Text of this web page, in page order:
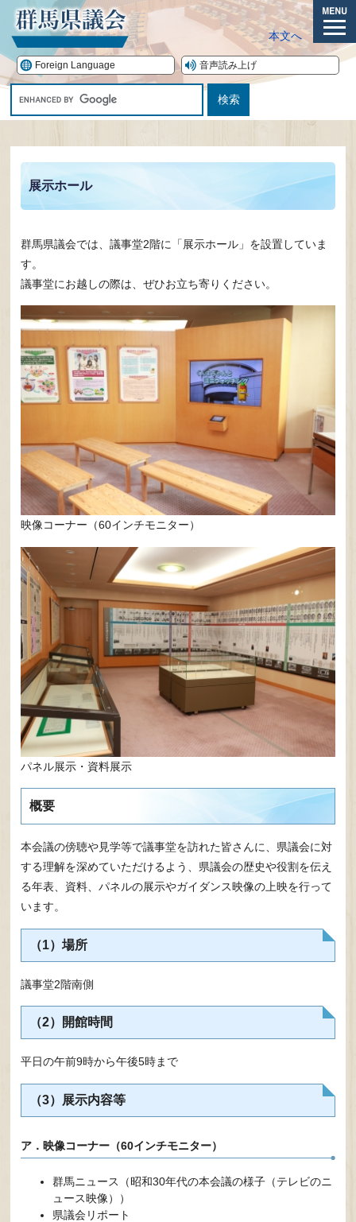
の
先
頭
メ
ニ
本文へ
Foreign Language 音声読み上げ
ス
ム
展示ホール
群馬県議会では、議事堂2階に「展示ホール」を設置していま
す。
議事堂にお越しの際は、ぜひお立ち寄りください。
映像コーナー（60インチモニター）
パネル展示・資料展示
概要
本会議の傍聴や見学等で議事堂を訪れた皆さんに、県議会に対
する理解を深めていただけるよう、県議会の歴史や役割を伝え
る年表、資料、パネルの展示やガイダンス映像の上映を行って
います。
（1）場所
議事堂2階南側
（2）開館時間
平日の午前9時から午後5時まで
（3）展示内容等
ア．映像コーナー（60インチモニター）
群馬ニュース（昭和30年代の本会議の様子（テレビのニ
ュース映像））
県議会リポート